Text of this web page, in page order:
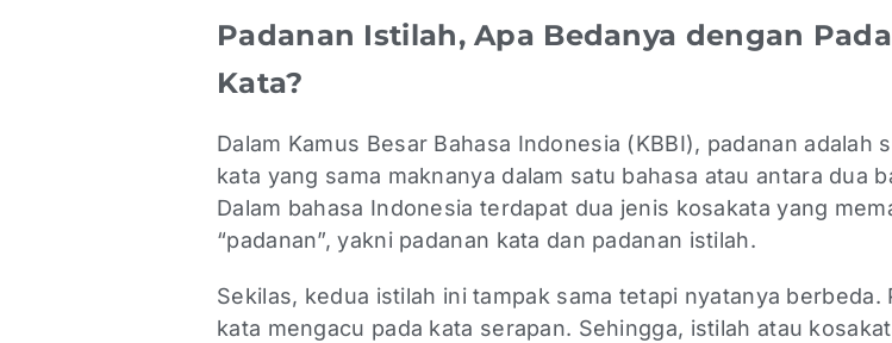
Padanan Istilah, Apa Bedanya dengan
Kata?
Dalam Kamus Besar Bahasa Indonesia (KBBI), padanan adalah
kata yang sama maknanya dalam satu bahasa atau antara dua
Dalam bahasa Indonesia terdapat dua jenis kosakata yang
“padanan”, yakni padanan kata dan padanan istilah.
Sekilas, kedua istilah ini tampak sama tetapi nyatanya berbeda.
kata mengacu pada kata serapan. Sehingga, istilah atau